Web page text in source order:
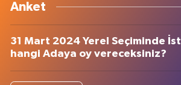
Anket
31 Mart 2024 Yerel Seçiminde
hangi Adaya oy vereceksiniz?